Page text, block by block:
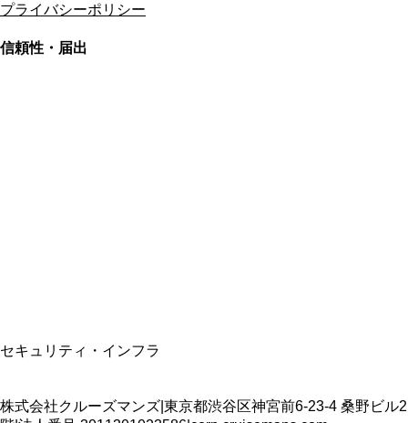
プライバシーポリシー
信頼性・届出
セキュリティ・インフラ
株式会社クルーズマンズ 東京都渋谷区神宮前6-23-4 桑野ビル2